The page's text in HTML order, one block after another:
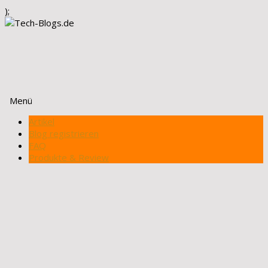
);
Menü
Zum
Inhalt
springen
Artikel
Blog registrieren
FAQ
Produkte & Review